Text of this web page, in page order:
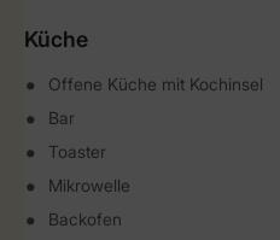
Küche
Offene Küche mit Kochinsel
Bar
Toaster
Mikrowelle
Backofen